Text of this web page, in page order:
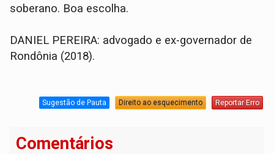
soberano. Boa escolha.
DANIEL PEREIRA: advogado e ex-governador de
Rondônia (2018).
Sugestão de Pauta Direito ao esquecimento Reportar Erro
Comentários